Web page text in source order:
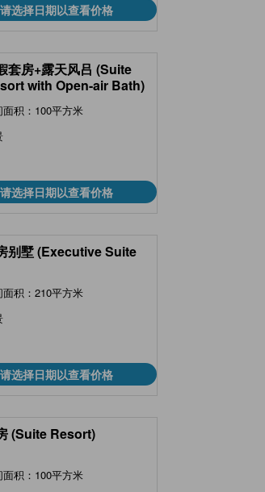
请选择日期以查看价格
套房+露天风吕 (Suite
with Open-air Bath)
面积：100平方米
请选择日期以查看价格
别墅 (Executive Suite
面积：210平方米
请选择日期以查看价格
(Suite Resort)
面积：100平方米